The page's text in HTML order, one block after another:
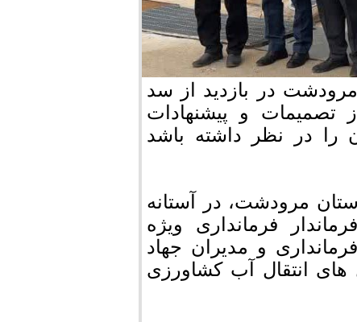
در بازدید از سد
تصمیمات و پیشنهادات
در نظر داشته باشد
مرودشت، در آستانه
فرمانداری ویژه
و مدیران جهاد
انتقال آب کشاورزی